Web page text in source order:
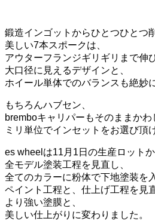
鍛造インゴットからひとつひとつ
美しい7本スポークは、
アウターフランジギリギリまで伸び
大口径に見えるデザインと、
ホイール単体でのバランスも絶妙
もちろんハブセン、
bremboキャリパーもそのままかわ
ミリ単位でインセットをお選び頂
es wheelは11月1日の生産ロットか
全モデル塗装工程を見直し、
全てのカラーに粉体で下地塗装を
ペイント工程と、仕上げ工程を見
より強い塗膜と、
美しい仕上がりに変わりました。